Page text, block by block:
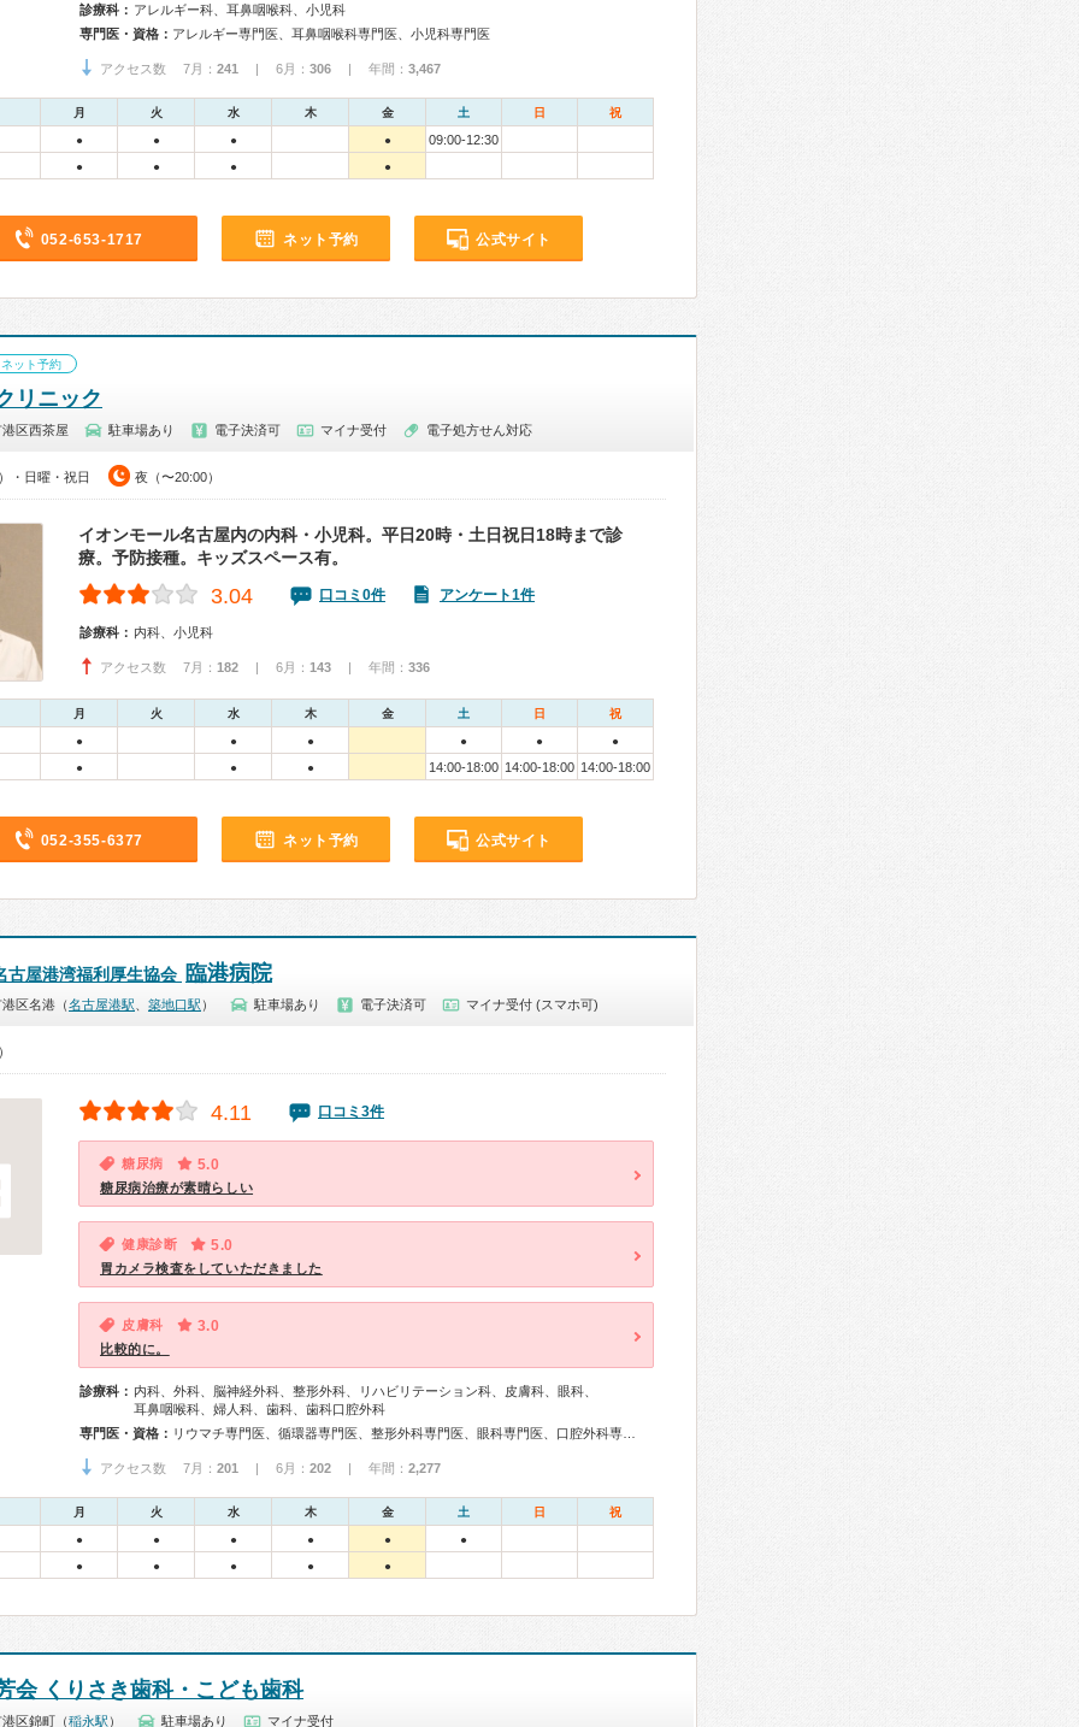
診療科： アレルギー科、耳鼻咽喉科、小児科
専門医・資格： アレルギー専門医、耳鼻咽喉科専門医、小児科専門医
アクセス数 7月： 241 | 6月： 306 | 年間： 3,467
月 火 水 木 金 土 日 祝
● ● ● ● 09:00-12:30
● ● ● ●
052-653-1717 ネット予約 公式サイト
ネット予約
リニック
区西茶屋 駐車場あり 電子決済可 マイナ受付 電子処方せん対応
・日曜・祝日 夜（〜20:00）
イオンモール名古屋内の内科・小児科。平日20時・土日祝日18時まで診
療。予防接種。キッズスペース有。
3.04 口コミ0件 アンケート1件
診療科： 内科、小児科
アクセス数 7月： 182 | 6月： 143 | 年間： 336
月 火 水 木 金 土 日 祝
● ● ● ● ●
●
●
● ● 14:00-18:00 14:00-18:00 14:00-18:00
052-355-6377 ネット予約 公式サイト
古屋港湾福利厚生協会 臨港病院
区名港（名古屋港駅 築地口駅 ） 駐車場あり 電子決済可 マイナ受付 (スマホ可)
4.11 口コミ3件
糖尿病 5.0
糖尿病治療が素晴らしい
健康診断 5.0
胃カメラ検査をしていただきました
皮膚科 3.0
比較的に。
診療科： 内科、外科、脳神経外科、整形外科、リハビリテーション科、皮膚科、眼科、
耳鼻咽喉科、婦人科、歯科、歯科口腔外科
専門医・資格：
アクセス数 7月： 201 | 6月： 202 | 年間： 2,277
月 火 水 木 金 土 日 祝
● ● ● ● ●
●
●
● ● ● ●
会 くりさき歯科・こども歯科
区錦町（稲永駅 ） 駐車場あり マイナ受付